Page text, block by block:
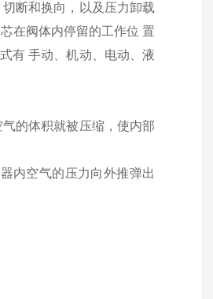
断和换向，以及压力卸载
在阀体内停留的工作位 置
有 手动、机动、电动、液
的体积就被压缩，使内部
内空气的压力向外推弹出